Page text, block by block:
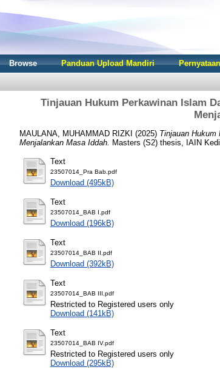
Browse Panduan Upload Mandiri
Tinjauan Hukum Perkawinan Islam
MAULANA, MUHAMMAD RIZKI (2025) Tinjauan Hukum
Menjalankan Masa Iddah.
Masters (S2) thesis, IAIN
Text
23507014_Pra Bab.pdf
Download (495kB)
Text
23507014_BAB I.pdf
Download (196kB)
Text
23507014_BAB II.pdf
Download (392kB)
Text
23507014_BAB III.pdf
Restricted to Registered users only
Download (141kB)
Text
23507014_BAB IV.pdf
Restricted to Registered users only
Download (295kB)